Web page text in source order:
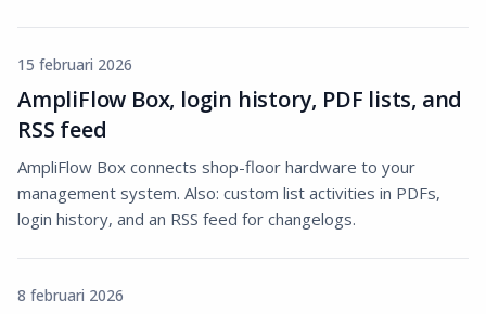
15 februari 2026
AmpliFlow Box, login history, PDF lists, and
RSS feed
AmpliFlow Box connects shop-floor hardware to your
management system. Also: custom list activities in PDFs,
login history, and an RSS feed for changelogs.
8 februari 2026